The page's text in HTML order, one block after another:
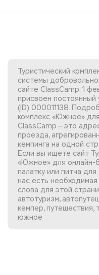
Туристический
системы
сайте ClassCamp. 1
присвоен постоянный
(ID) 000011138.
комплекс «Южное»
ClassCamp — это
проезда,
кемпинга на одной
Если вы ищете сайт
«Южное» для онлайн-
палатку или питча
нас есть
слова для этой
автотуризм,
кемпер, путешествия,
южное